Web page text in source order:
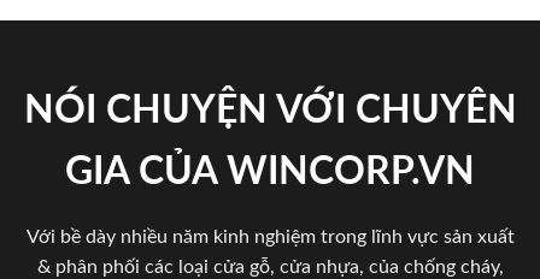
NÓI CHUYỆN VỚI CHUYÊN
GIA CỦA WINCORP.VN
Với bề dày nhiều năm kinh nghiệm trong lĩnh vực sản xuất
& phân phối các loại cửa gỗ, cửa nhựa, của chống cháy,